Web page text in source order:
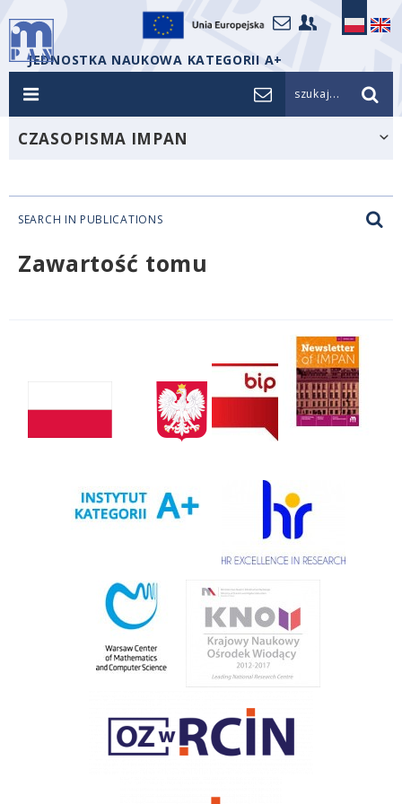
JEDNOSTKA NAUKOWA KATEGORII A+
szukaj...
CZASOPISMA IMPAN
SEARCH IN PUBLICATIONS
Zawartość tomu